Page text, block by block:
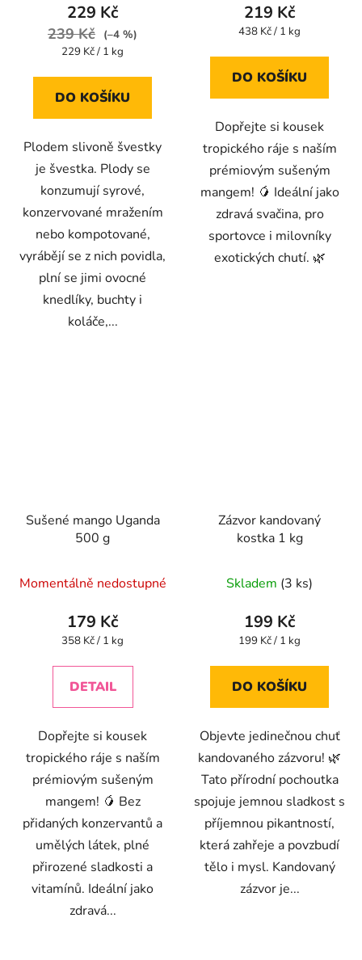
produktu
je
5,0
5
229 Kč
239 Kč
(–4 %)
Měrná
229 Kč / 1 kg
DO KOŠÍKU
Plodem slivoně švestky
je švestka. Plody se
konzumují syrové,
konzervované mražením
nebo kompotované,
vyrábějí se z nich povidla,
plní se jimi ovocné
knedlíky, buchty i
koláče,...
produktu
je
z
219 Kč
Měrná
438 Kč / 1 kg
DO KOŠÍKU
Dopřejte si kousek
tropického ráje s naším
prémiovým sušeným
mangem! 🥭 Ideální jako
zdravá svačina, pro
sportovce i milovníky
exotických chutí. 🌿
Sušené mango Uganda
500 g
hodnocení
produktu
je
z
Momentálně nedostupné
179 Kč
Měrná
358 Kč / 1 kg
DETAIL
Dopřejte si kousek
tropického ráje s naším
prémiovým sušeným
mangem! 🥭 Bez
přidaných konzervantů a
umělých látek, plné
přirozené sladkosti a
vitamínů. Ideální jako
zdravá...
Zázvor kandovaný
kostka 1 kg
Skladem (3 ks)
199 Kč
Měrná
199 Kč / 1 kg
DO KOŠÍKU
Objevte jedinečnou chuť
kandovaného zázvoru! 🌿
Tato přírodní pochoutka
spojuje jemnou sladkost s
příjemnou pikantností,
která zahřeje a povzbudí
tělo i mysl. Kandovaný
zázvor je...